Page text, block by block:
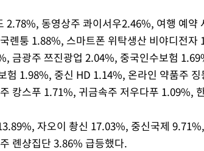
2.78%, 동영상주 콰이서우2.46%, 여행 예약
롄퉁 1.88%, 스마트폰 위탁생산 비야디전
금광주 쯔진광업 2.04%, 중국인수보험
험 1.98%, 중신 HD 1.14%, 온라인 약품주
캉스푸 1.71%, 귀금속주 저우다푸 1.09%,
자오이 촹신 17.03%, 중신국제
롄샹집단 3.86% 급등했다.